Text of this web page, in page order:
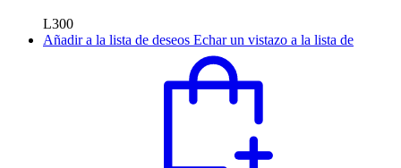
L300
Añadir a la lista de deseos Echar un vistazo a la lista de